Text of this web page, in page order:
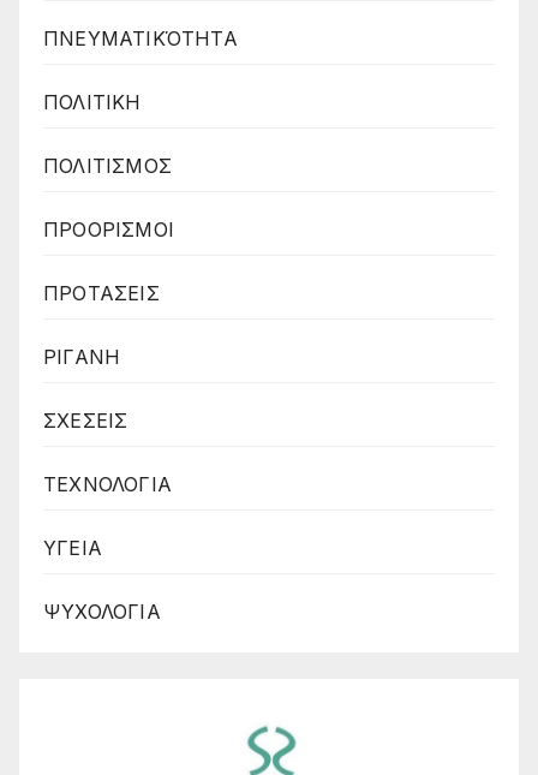
ΠΝΕΥΜΑΤΙΚΌΤΗΤΑ
ΠΟΛΙΤΙΚΗ
ΠΟΛΙΤΙΣΜΟΣ
ΠΡΟΟΡΙΣΜΟΙ
ΠΡΟΤΑΣΕΙΣ
ΡΙΓΑΝΗ
ΣΧΕΣΕΙΣ
ΤΕΧΝΟΛΟΓΙΑ
ΥΓΕΙΑ
ΨΥΧΟΛΟΓΙΑ